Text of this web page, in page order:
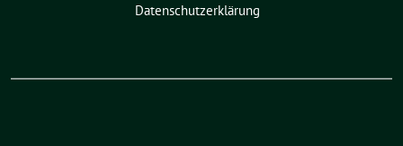
Datenschutzerklärung